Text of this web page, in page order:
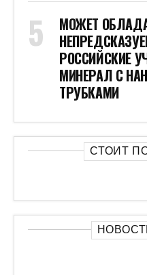
МОЖЕТ
РОССИЙСКИЕ
МИНЕРАЛ С
ТРУБКАМИ
СТОИТ